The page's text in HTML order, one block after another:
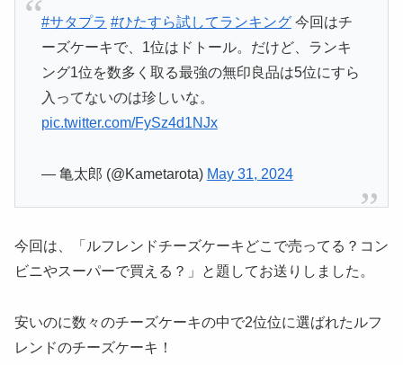
#サタプラ #ひたすら試してランキング今回はチ
ーズケーキで、1位はドトール。だけど、ランキ
ング1位を数多く取る最強の無印良品は5位にすら
入ってないのは珍しいな。
pic.twitter.com/FySz4d1NJx
— 亀太郎 (@Kametarota) May 31, 2024
今回は、「ルフレンドチーズケーキどこで売ってる？コン
ビニやスーパーで買える？」と題してお送りしました。
安いのに数々のチーズケーキの中で2位位に選ばれたルフ
レンドのチーズケーキ！